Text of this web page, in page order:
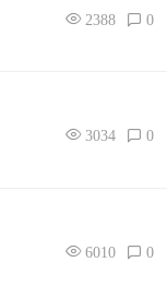
2388 0
3034 0
6010 0